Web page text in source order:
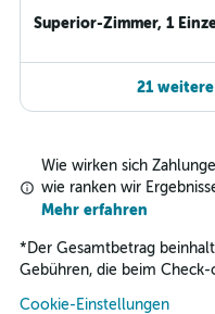
Superior-Zimmer, 1
21
Wie wirken sich
wie ranken wir
Mehr erfahren
* Der Gesamtbetrag
Gebühren, die beim
Cookie-Einstellungen